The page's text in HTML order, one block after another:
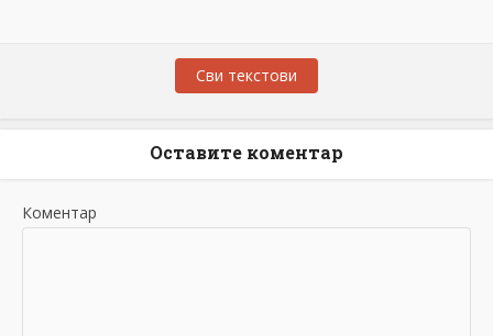
Сви текстови
Оставите коментар
Коментар